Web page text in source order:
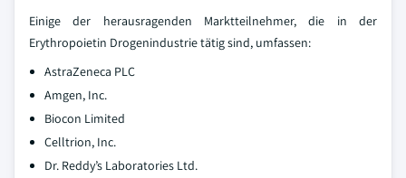
Einige der herausragenden Marktteilnehmer, die in der
Erythropoietin Drogenindustrie tätig sind, umfassen:
AstraZeneca PLC
Amgen, Inc.
Biocon Limited
Celltrion, Inc.
Dr. Reddy’s Laboratories Ltd.